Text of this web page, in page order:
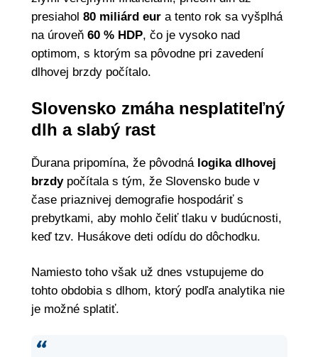
presiahol 80 miliárd eura tento rok sa vyšplhá
na úroveň 60 % HDP, čo je vysoko nad
optimom, s ktorým sa pôvodne pri zavedení
dlhovej brzdy počítalo.
Slovensko zmáha nesplatiteľný
dlh a slabý rast
Ďurana pripomína, že pôvodná logika dlhovej
brzdypočítala s tým, že Slovensko bude v
čase priaznivej demografie hospodáriť s
prebytkami, aby mohlo čeliť tlaku v budúcnosti,
keď tzv. Husákove deti odídu do dôchodku.
Namiesto toho však už dnes vstupujeme do
tohto obdobia s dlhom, ktorý podľa analytika nie
je možné splatiť.